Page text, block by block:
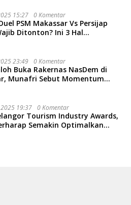
15:27 0 Komentar
PSM Makassar Vs Persijap
Ditonton? Ini 3 Hal
23:49 0 Komentar
Buka Rakernas NasDem di
Munafri Sebut Momentum
2025 19:37 0 Komentar
Tourism Industry Awards,
Semakin Optimalkan